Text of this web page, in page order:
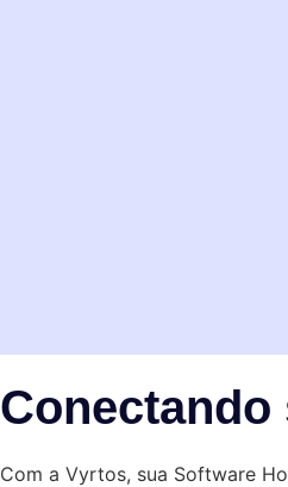
Com a Vyrtos, sua Software